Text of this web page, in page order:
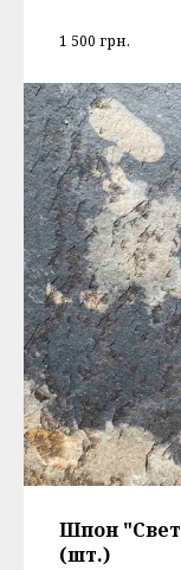
1 500 грн.
Шпон
(шт.)